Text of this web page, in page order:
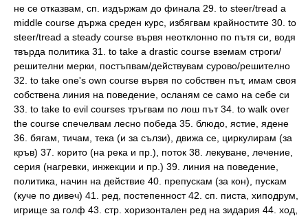
не се отказвам, сп. издържам до финала 29. to steer/tread a
middle course държа среден курс, избягвам крайностите 30. to
steer/tread a steady course вървя неотклонно по пътя си, водя
твърда политика 31. to take a drastic course вземам строги/
решителни мерки, постъпвам/действувам сурово/решително
32. to take one's own course вървя по собствен път, имам своя
собствена линия на поведение, осланям се само на себе си
33. to take to evil courses тръгвам по лош път 34. to walk over
the course спечелвам лесно победа 35. блюдо, ястие, ядене
36. бягам, тичам, тека (и за сълзи), движа се, циркулирам (за
кръв) 37. корито (на река и пр.), поток 38. лекуване, лечение,
серия (нагревки, инжекции и пр.) 39. линия на поведение,
политика, начин на действие 40. препускам (за кон), пускам
(куче по дивеч) 41. ред, постепенност 42. сп. писта, хиподрум,
игрище за голф 43. стр. хоризонтален ред на зидария 44. ход,